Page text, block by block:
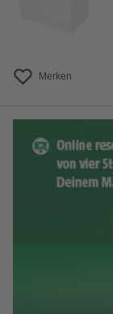
Merken